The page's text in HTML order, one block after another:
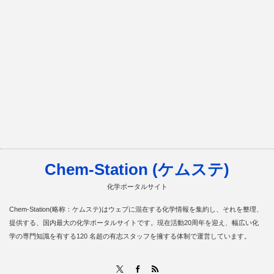
Chem-Station (ケムステ)
化学ポータルサイト
Chem-Station(略称：ケムステ)はウェブに混在する化学情報を集約し、それを整理、
提供する、国内最大の化学ポータルサイトです。現在活動20周年を迎え、幅広い化
学の専門知識を有する120 名超の有志スタッフを擁する体制で運営しています。
Facebook